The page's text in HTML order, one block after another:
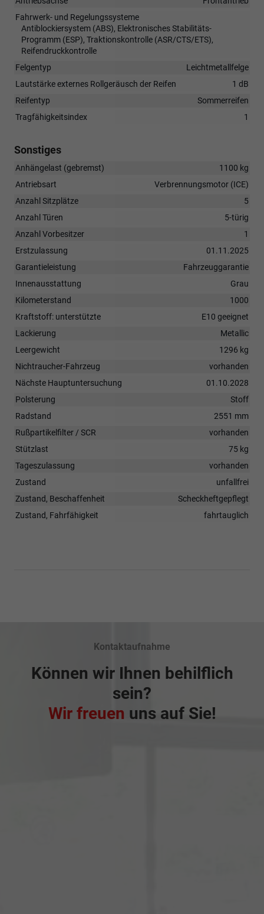
Fahrwerk- und Regelungssysteme
Antiblockiersystem (ABS), Elektronisches Stabilitäts-
Programm (ESP), Traktionskontrolle (ASR/CTS/ETS),
Reifendruckkontrolle
Felgentyp
Leichtmetallfelge
Lautstärke externes Rollgeräusch der Reifen
1 dB
Reifentyp
Sommerreifen
Tragfähigkeitsindex
1
Sonstiges
Anhängelast (gebremst)
1100 kg
Antriebsart
Verbrennungsmotor (ICE)
Anzahl Sitzplätze
5
Anzahl Türen
5-türig
Anzahl Vorbesitzer
1
Erstzulassung
01.11.2025
Garantieleistung
Fahrzeuggarantie
Innenausstattung
Grau
Kilometerstand
1000
Kraftstoff: unterstützte
E10 geeignet
Lackierung
Metallic
Leergewicht
1296 kg
Nichtraucher-Fahrzeug
vorhanden
Nächste Hauptuntersuchung
01.10.2028
Polsterung
Stoff
Radstand
2551 mm
Rußpartikelfilter / SCR
vorhanden
Stützlast
75 kg
Tageszulassung
vorhanden
Zustand
unfallfrei
Zustand, Beschaffenheit
Scheckheftgepflegt
Zustand, Fahrfähigkeit
fahrtauglich
Kontaktaufnahme
Können wir Ihnen behilflich
sein?
Wir freuen uns auf Sie!